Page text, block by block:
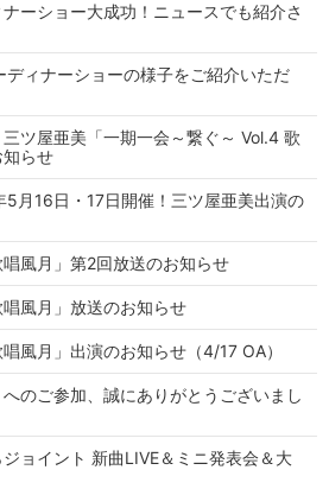
ナーショー大成功！ニュースでも紹介さ
ディナーショーの様子をご紹介いただ
ツ屋亜美「一期一会～繋ぐ～ Vol.4 歌
らせ
月16日・17日開催！三ツ屋亜美出演の
風月」第2回放送のお知らせ
風月」放送のお知らせ
風月」出演のお知らせ（4/17 OA）
へのご参加、誠にありがとうございまし
ョイント 新曲LIVE＆ミニ発表会＆大